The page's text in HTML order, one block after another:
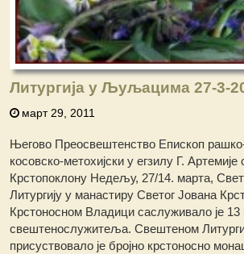
Литургија у Љуљацима 27-3-
март 29, 2011
Његово Преосвештенство Епископ
косовско-метохијски у егзилу Г. Артемије
Крстопоклону Недељу, 27/14. марта,
Литургију у манастиру Светог Јована
Крстоносном Владици саслуживало је 13
свештенослужитеља. Свештеном
присуствовало је бројно крстоносно